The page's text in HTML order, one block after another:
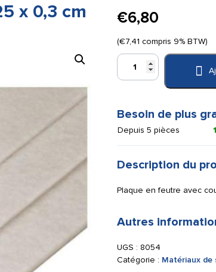
x 0,3 cm €6,80
(€7,41 compris 9% BTW)
quantité
adhésif
50
x
25
x
Besoin de plus
Depuis 5 pièces
Description du
Plaque en feutre avec
Autres
UGS : 8054
Catégorie : Matériaux